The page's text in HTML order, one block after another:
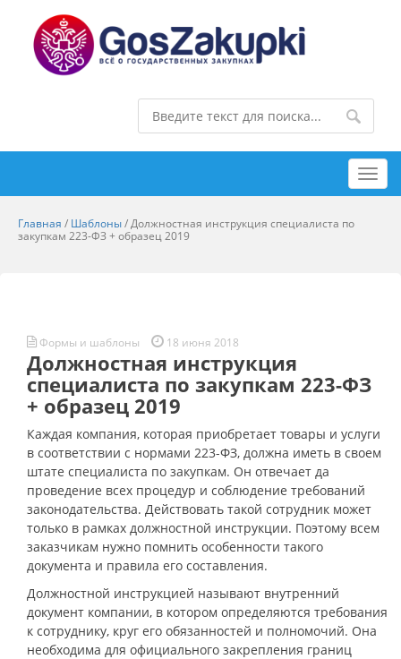
Главная / Шаблоны/Должностная инструкция специалиста по
закупкам 223-ФЗ + образец 2019
Формы и шаблоны 18 июня 2018
Должностная инструкция
специалиста по закупкам 223-ФЗ
+ образец 2019
Каждая компания, которая приобретает товары и услуги
в соответствии с нормами 223-ФЗ, должна иметь в своем
штате специалиста по закупкам. Он отвечает да
проведение всех процедур и соблюдение требований
законодательства. Действовать такой сотрудник может
только в рамках должностной инструкции. Поэтому всем
заказчикам нужно помнить особенности такого
документа и правила его составления.
Должностной инструкцией называют внутренний
документ компании, в котором определяются требования
к сотруднику, круг его обязанностей и полномочий. Она
необходима для официального закрепления границ